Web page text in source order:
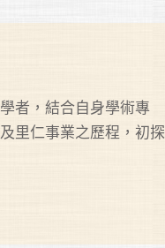
者，結合自身學術專
里仁事業之歷程，初探